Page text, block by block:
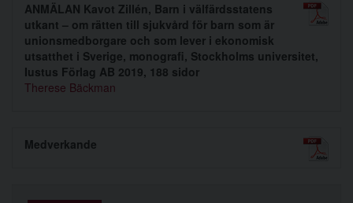
ANMÄLAN Kavot Zillén, Barn i välfärdsstatens
utkant – om rätten till sjukvård för barn som är
unionsmedborgare och som lever i ekonomisk
utsatthet i Sverige, monografi, Stockholms universitet,
Iustus Förlag AB 2019, 188 sidor
Therese Bäckman
Medverkande